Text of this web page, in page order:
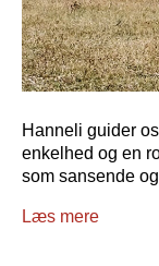
Hanneli guider
enkelhed og en
som sansende
Læs mere